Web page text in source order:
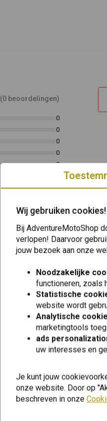
(0 beoordelingen)
0
0
0
0
0
Wij gebruiken cookies!
Bij AdventureMotoShop
verlopen! Daarvoor
jouw bezoek aan onze
Noodzakelijke
functioneren, zoals
Statistische
website wordt
Analytische
marketingtools
ads
uw interesses en
Je kunt jouw
onze website. Door op
beschreven in onze